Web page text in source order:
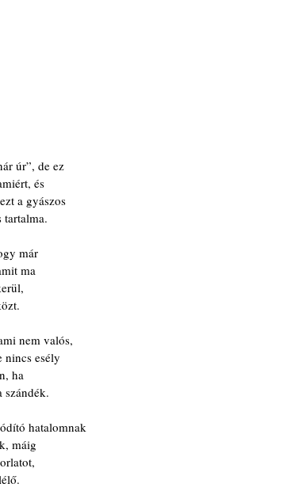
úr”, de ez
és
a gyászos
tartalma.
már
ma
nem valós,
nincs esély
ha
szándék.
hatalomnak
máig